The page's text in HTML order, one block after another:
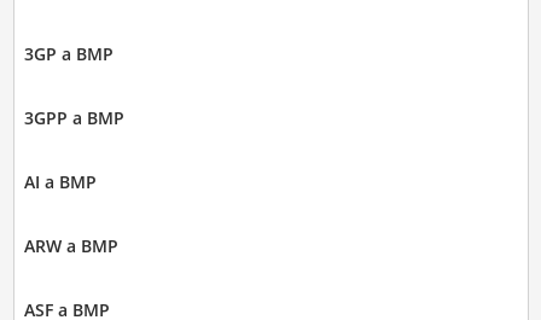
3GP a BMP
3GPP a BMP
AI a BMP
ARW a BMP
ASF a BMP